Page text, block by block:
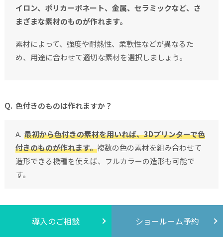
イロン、ポリカーボネート、金属、セラミックなど、さ
まざまな素材のものが作れます。
素材によって、強度や耐熱性、柔軟性などが異なるた
め、用途に合わせて適切な素材を選択しましょう。
色付きのものは作れますか？
最初から色付きの素材を用いれば、3Dプリンターで色
付きのものが作れます。複数の色の素材を組み合わせて
造形できる機種を使えば、フルカラーの造形も可能で
す。
まとめ
導入のご相談 ショールーム予約